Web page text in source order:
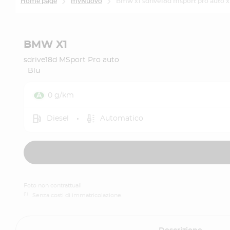
BMW X1
sdrive18d MSport Pro auto
Blu
0 g/km
Diesel Automatico
Foto non contrattuali
Senza costi di immatricolazione.